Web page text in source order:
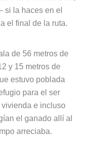
si la haces en el
el final de la ruta.
de 56 metros de
y 15 metros de
estuvo poblada
para el ser
e incluso
el ganado allí al
arreciaba.